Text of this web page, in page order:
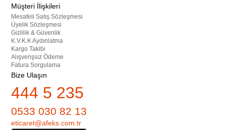
Müşteri İlişkileri
Mesafeli Satış Sözleşmesi
Üyelik Sözleşmesi
Gizlilik & Güvenlik
K.V.K.K Aydınlatma
Kargo Takibi
Alışverişsiz Ödeme
Fatura Sorgulama
Bize Ulaşın
444 5 235
0533 030 82 13
eticaret@afeks.com.tr